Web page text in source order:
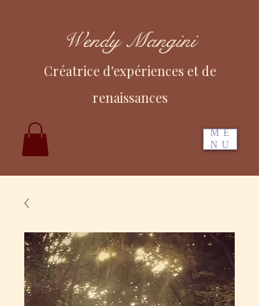
ME
NU
Wendy Mangini
Créatrice d'expériences et de
renaissances